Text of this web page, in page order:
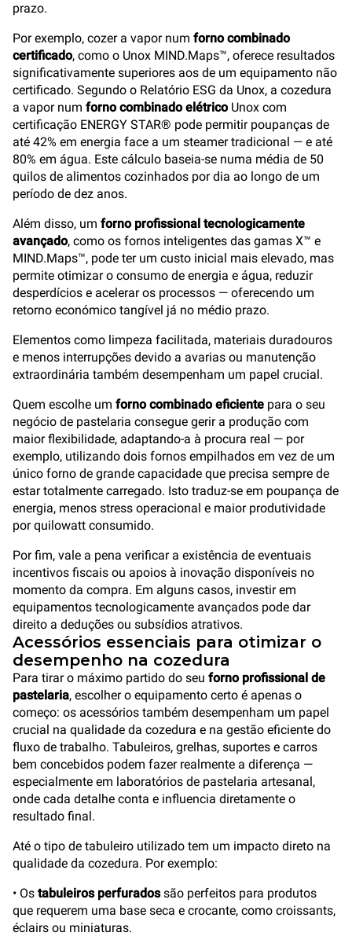
prazo.
Por exemplo, cozer a vapor num forno combinado
certificado, como o Unox MIND.Maps™, oferece resultados
significativamente superiores aos de um equipamento não
certificado. Segundo o Relatório ESG da Unox, a cozedura
a vapor num forno combinado elétricoUnox com
certificação ENERGY STAR® pode permitir poupanças de
até 42% em energia face a um steamer tradicional — e até
80% em água. Este cálculo baseia-se numa média de 50
quilos de alimentos cozinhados por dia ao longo de um
período de dez anos.
Além disso, um forno profissional tecnologicamente
avançado, como os fornos inteligentes das gamas X™ e
MIND.Maps™, pode ter um custo inicial mais elevado, mas
permite otimizar o consumo de energia e água, reduzir
desperdícios e acelerar os processos — oferecendo um
retorno económico tangível já no médio prazo.
Elementos como limpeza facilitada, materiais duradouros
e menos interrupções devido a avarias ou manutenção
extraordinária também desempenham um papel crucial.
Quem escolhe um forno combinado eficiente para o seu
negócio de pastelaria consegue gerir a produção com
maior flexibilidade, adaptando-a à procura real — por
exemplo, utilizando dois fornos empilhados em vez de um
único forno de grande capacidade que precisa sempre de
estar totalmente carregado. Isto traduz-se em poupança de
energia, menos stress operacional e maior produtividade
por quilowatt consumido.
Por fim, vale a pena verificar a existência de eventuais
incentivos fiscais ou apoios à inovação disponíveis no
momento da compra. Em alguns casos, investir em
equipamentos tecnologicamente avançados pode dar
direito a deduções ou subsídios atrativos.
Acessórios essenciais para otimizar o
desempenho na cozedura
Para tirar o máximo partido do seu forno profissional de
pastelaria, escolher o equipamento certo é apenas o
começo: os acessórios também desempenham um papel
crucial na qualidade da cozedura e na gestão eficiente do
fluxo de trabalho. Tabuleiros, grelhas, suportes e carros
bem concebidos podem fazer realmente a diferença —
especialmente em laboratórios de pastelaria artesanal,
onde cada detalhe conta e influencia diretamente o
resultado final.
Até o tipo de tabuleiro utilizado tem um impacto direto na
qualidade da cozedura. Por exemplo:
• Os tabuleiros perfuradossão perfeitos para produtos
que requerem uma base seca e crocante, como croissants,
éclairs ou miniaturas.